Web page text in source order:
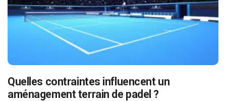
Quelles contraintes influencent un
aménagement terrain de padel ?